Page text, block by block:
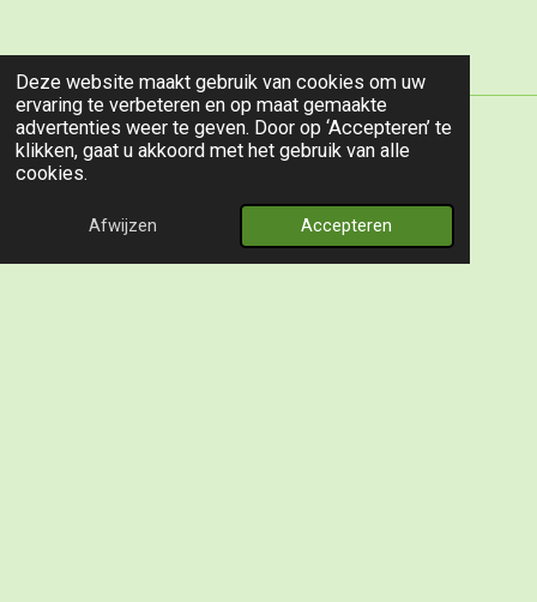
Deze website maakt gebruik van cookies om uw
ervaring te verbeteren en op maat gemaakte
advertenties weer te geven. Door op ‘Accepteren’ te
klikken, gaat u akkoord met het gebruik van alle
cookies.
Afwijzen Accepteren
Jaarverslagen
Jaarverslag 2024 Pdf
PDF – 1,4 MB
157 downloads